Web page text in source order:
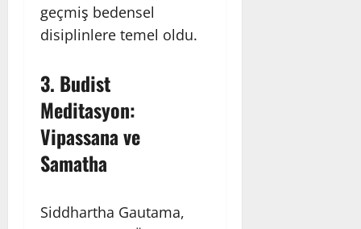
geçmiş bedensel
disiplinlere temel oldu.
3. Budist
Meditasyon:
Vipassana ve
Samatha
Siddhartha Gautama,